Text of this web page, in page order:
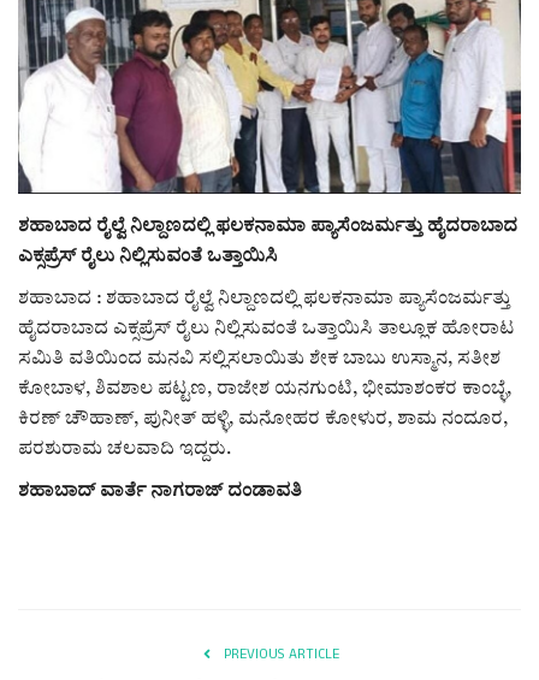
ರಾಜಕೀಯ
ಸುದ್ದಿ
e-paper (ಇ–ಪೇಪರ್‌)
ಪುಸ್ತಕ ಪರಿಚಯ
ಅಂಕಣ
ಸಾಧಕರ ಪರಿಚಯ
ಪತ್ರಕರ್ತರ ಪರಿಚಯ
ಸಂಪಾದಕೀಯ
ಶಹಾಬಾದ ರೈಲ್ವೆ ನಿಲ್ದಾಣದಲ್ಲಿ ಫಲಕನಾಮಾ ಪ್ಯಾಸೆಂಜರ್ಮತ್ತು ಹೈದರಾಬಾದ
ಎಕ್ಸಪ್ರೆಸ್ ರೈಲು ನಿಲ್ಲಿಸುವಂತೆ ಒತ್ತಾಯಿಸಿ
ಶಹಾಬಾದ : ಶಹಾಬಾದ ರೈಲ್ವೆ ನಿಲ್ದಾಣದಲ್ಲಿ ಫಲಕನಾಮಾ ಪ್ಯಾಸೆಂಜರ್ಮತ್ತು
ಹೈದರಾಬಾದ ಎಕ್ಸಪ್ರೆಸ್ ರೈಲು ನಿಲ್ಲಿಸುವಂತೆ ಒತ್ತಾಯಿಸಿ ತಾಲ್ಲೂಕ ಹೋರಾಟ
ಸಮಿತಿ ವತಿಯಿಂದ ಮನವಿ ಸಲ್ಲಿಸಲಾಯಿತು ಶೇಕ ಬಾಬು ಉಸ್ಮಾನ, ಸತೀಶ
ಕೋಬಾಳ, ಶಿವಶಾಲ ಪಟ್ಟಣ, ರಾಜೇಶ ಯನಗುಂಟಿ, ಭೀಮಾಶಂಕರ ಕಾಂಬ್ಳೆ,
ಕಿರಣ್ ಚೌಹಾಣ್, ಪುನೀತ್ ಹಳ್ಳಿ, ಮನೋಹರ ಕೋಳುರ, ಶಾಮ ನಂದೂರ,
ಪರಶುರಾಮ ಚಲವಾದಿ ಇದ್ದರು.
ಶಹಾಬಾದ್ ವಾರ್ತೆ ನಾಗರಾಜ್ ದಂಡಾವತಿ
PREVIOUS ARTICLE